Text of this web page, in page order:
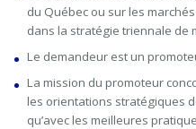
du Québec ou sur les
dans la stratégie triennale de
Le demandeur est un
La mission du promoteur
les orientations stratégiques
qu’avec les meilleures